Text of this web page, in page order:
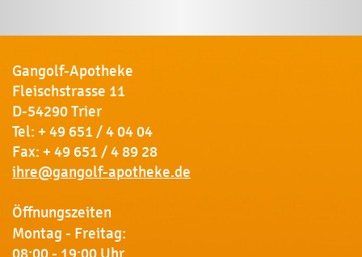
Gangolf-Apotheke
Fleischstrasse 11
D-54290 Trier
Tel: + 49 651 / 4 04 04
Fax: + 49 651 / 4 89 28
ihre@gangolf-apotheke.de
Öffnungszeiten
Montag - Freitag:
08:00 - 19:00 Uhr